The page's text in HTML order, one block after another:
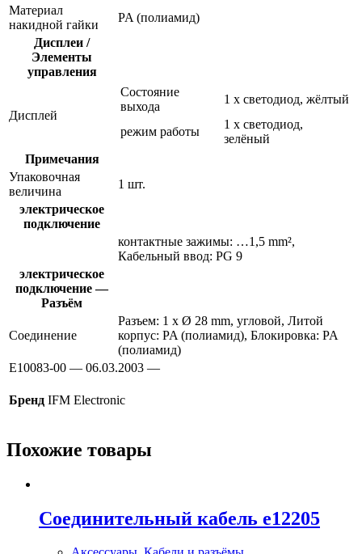
Материал
накидной гайки
PA (полиамид)
Дисплеи /
Элементы
управления
Дисплей
Состояние
выхода
1 x светодиод, жёлтый
режим работы
1 x светодиод,
зелёный
Примечания
Упаковочная
величина
1 шт.
электрическое
подключение
контактные зажимы: …1,5 mm²,
Кабельный ввод: PG 9
электрическое
подключение —
Разъём
Соединение
Разъем: 1 x Ø 28 mm, угловой, Литой
корпус: PA (полиамид), Блокировка: PA
(полиамид)
E10083-00 — 06.03.2003 —
Бренд IFM Electronic
Похожие товары
Соединительный кабель e12205